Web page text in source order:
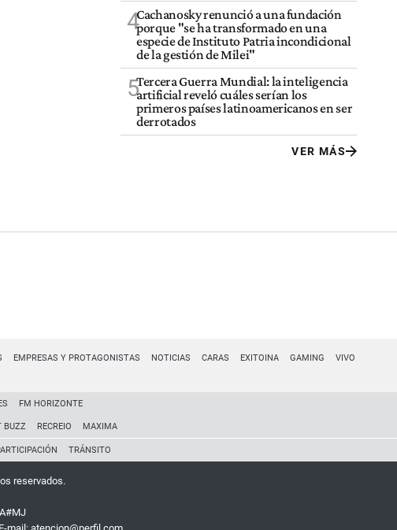
4Cachanosky renunció a una fundación
porque "se ha transformado en una
especie de Instituto Patria incondicional
de la gestión de Milei"
5Tercera Guerra Mundial: la inteligencia
artificial reveló cuáles serían los
primeros países latinoamericanos en ser
derrotados
VER MÁS
EMPRESAS Y PROTAGONISTAS NOTICIAS CARAS EXITOINA GAMING VIVO
FM HORIZONTE
BUZZ RECREIO MAXIMA
TRÁNSITO
reservados.